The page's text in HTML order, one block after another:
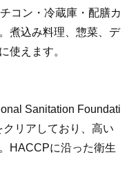
コン・冷蔵庫・配膳カ
煮込み料理、惣菜、デ
使えます。
Sanitation Foundati
リアしており、高い
HACCPに沿った衛生